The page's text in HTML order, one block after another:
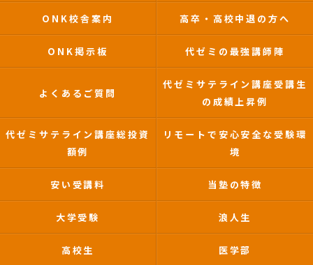
ONK校舎案内 高卒・高校中退の方へ
ONK掲示板 代ゼミの最強講師陣
よくあるご質問
代ゼミサテライン講座受講生
の成績上昇例
代ゼミサテライン講座総投資
額例
リモートで安心安全な受験環
境
安い受講料 当塾の特徴
大学受験 浪人生
高校生 医学部